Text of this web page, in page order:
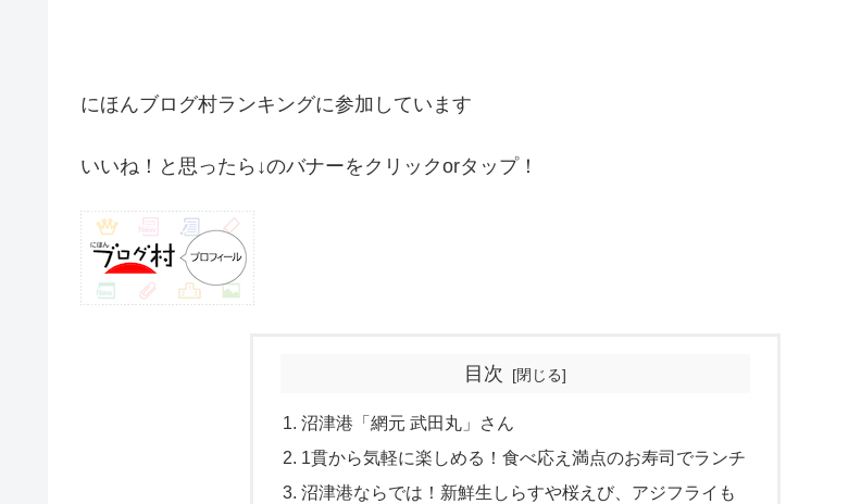
にほんブログ村ランキングに参加しています
いいね！と思ったら↓のバナーをクリックorタップ！
目次
沼津港「網元 武田丸」さん
1貫から気軽に楽しめる！食べ応え満点のお寿司でランチ
沼津港ならでは！新鮮生しらすや桜えび、アジフライも